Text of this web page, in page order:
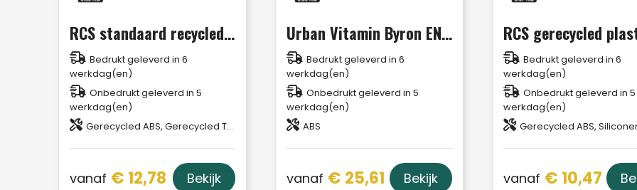
RCS standaard recycled plastic TWS oordoppen
Bedrukt geleverd in 6
werkdag(en)
Onbedrukt geleverd in 5
werkdag(en)
Gerecycled ABS, Gerecycled TPE
vanaf € 12,78 Bekijk
Urban Vitamin Byron ENC-oordoppen
Bedrukt geleverd in 6
werkdag(en)
Onbedrukt geleverd in 5
werkdag(en)
ABS
vanaf € 25,61 Bekijk
Bedrukt geleverd in 6
werkdag(en)
Onbedrukt geleverd in 5
werkdag(en)
Gerecycled ABS,
vanaf € 10,47